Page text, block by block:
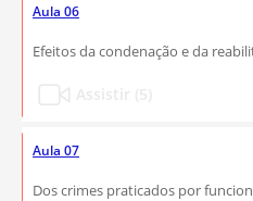
Aula 06
Efeitos da condenação e da
Aula 07
Dos crimes praticados por